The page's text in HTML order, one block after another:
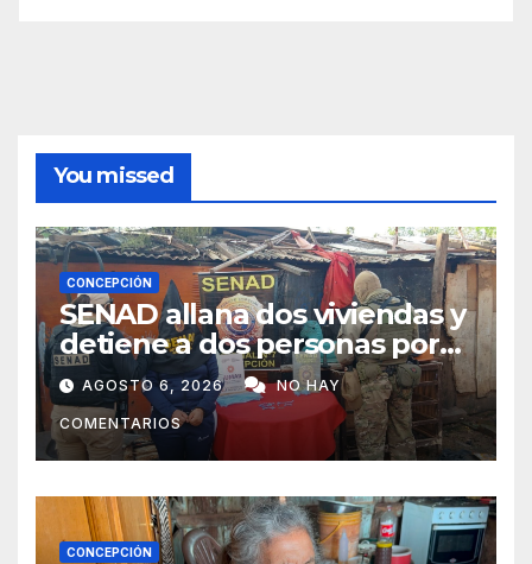
You missed
CONCEPCIÓN
SENAD allana dos viviendas y
detiene a dos personas por
presunto microtráfico en
Concepción
AGOSTO 6, 2026 NO HAY
COMENTARIOS
CONCEPCIÓN